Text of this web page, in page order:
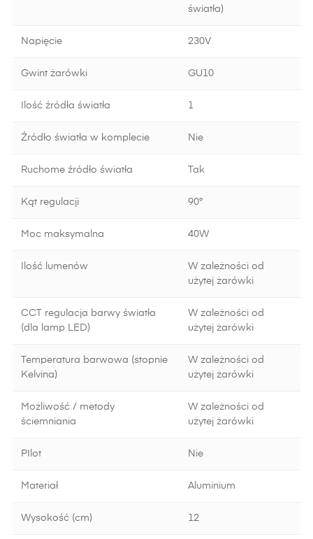
światła)
Napięcie 230V
Gwint żarówki GU10
Ilość źródła światła 1
Źródło światła w komplecie Nie
Ruchome źródło światła Tak
Kąt regulacji 90°
Moc maksymalna 40W
Ilość lumenów
W zależności od
użytej żarówki
CCT regulacja barwy światła
(dla lamp LED)
W zależności od
użytej żarówki
Temperatura barwowa (stopnie
Kelvina)
W zależności od
użytej żarówki
Możliwość / metody
ściemniania
W zależności od
użytej żarówki
PIlot Nie
Materiał Aluminium
Wysokość (cm) 12